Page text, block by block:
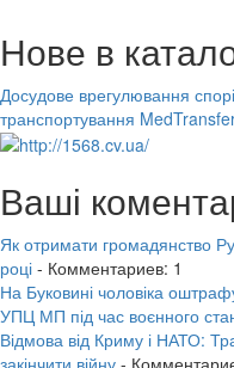
Нове в
Досудове врегулювання
транспортування
Ваші
Як отримати громадянство
році - Комментариев: 1
На Буковині чоловіка
УПЦ МП під час воєнного
Відмова від Криму і НАТО:
закінчити війну -